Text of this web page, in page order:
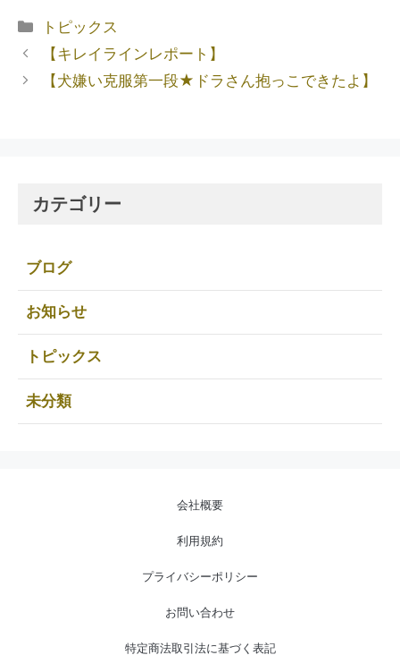
トピックス
【キレイラインレポート】
【犬嫌い克服第一段★ドラさん抱っこできたよ】
カテゴリー
ブログ
お知らせ
トピックス
未分類
会社概要
利用規約
プライバシーポリシー
お問い合わせ
特定商法取引法に基づく表記